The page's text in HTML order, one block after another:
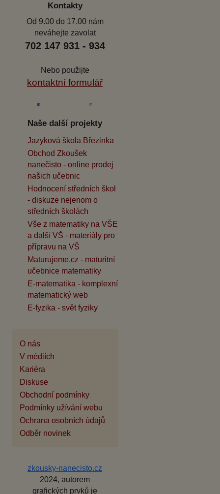
Kontakty
Od 9.00 do 17.00 nám
neváhejte zavolat
702 147 931 - 934
Nebo použijte
kontaktní formulář
Naše další projekty
Jazyková škola Březinka
Obchod Zkoušek
nanečisto - online prodej
našich učebnic
Hodnocení středních škol
- diskuze nejenom o
středních školách
Vše z matematiky na VŠE
a další VŠ - materiály pro
přípravu na VŠ
Maturujeme.cz - maturitní
učebnice matematiky
E-matematika - komplexní
matematický web
E-fyzika - svět fyziky
O nás
V médiích
Kariéra
Diskuse
Obchodní podmínky
Podmínky užívání webu
Ochrana osobních údajů
Odběr novinek
zkousky-nanecisto.cz
2024, autorem
grafických prvků je